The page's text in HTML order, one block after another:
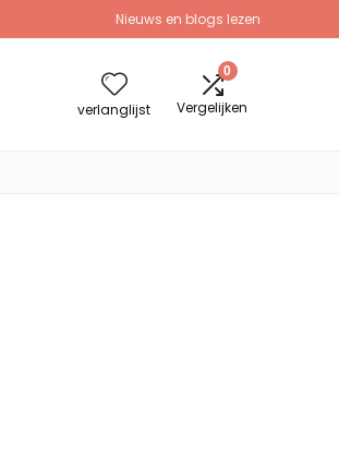
Nieuws en blogs lezen
verlanglijst
0
Vergelijken